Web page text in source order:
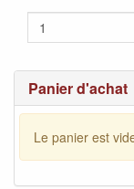
Panier d'achat
Le panier est